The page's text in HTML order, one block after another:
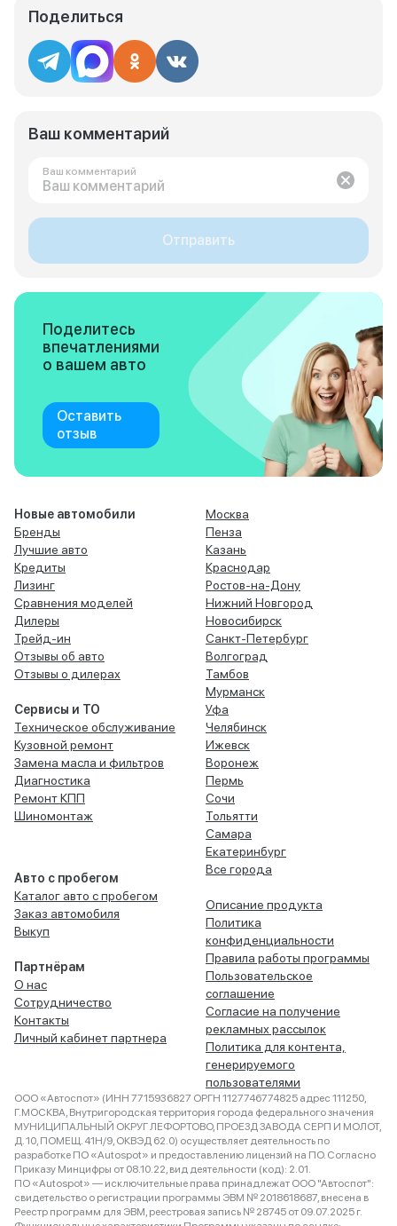
Поделиться
Ваш комментарий
Ваш комментарий
Отправить
Поделитесь
впечатлениями
о вашем авто
Оставить
отзыв
Новые автомобили
Бренды
Лучшие авто
Кредиты
Лизинг
Сравнения моделей
Дилеры
Трейд-ин
Отзывы об авто
Отзывы о дилерах
Сервисы и ТО
Техническое обслуживание
Кузовной ремонт
Замена масла и фильтров
Диагностика
Ремонт КПП
Шиномонтаж
Авто с пробегом
Каталог авто с пробегом
Заказ автомобиля
Выкуп
Партнёрам
О нас
Сотрудничество
Контакты
Личный кабинет партнера
Москва
Пенза
Казань
Краснодар
Ростов-на-Дону
Нижний Новгород
Новосибирск
Санкт-Петербург
Волгоград
Тамбов
Мурманск
Уфа
Челябинск
Ижевск
Воронеж
Пермь
Сочи
Тольятти
Самара
Екатеринбург
Все города
Описание продукта
Политика
конфиденциальности
Правила работы программы
Пользовательское
соглашение
Согласие на получение
рекламных рассылок
Политика для контента,
генерируемого
пользователями
ООО «Автоспот» (ИНН 7715936827 ОРГН 1127746774825 адрес 111250,
Г.МОСКВА, Внутригородская территория города федерального значения
МУНИЦИПАЛЬНЫЙ ОКРУГ ЛЕФОРТОВО, ПРОЕЗД ЗАВОДА СЕРП И МОЛОТ,
Д. 10, ПОМЕЩ. 41Н/9, ОКВЭД 62.0) осуществляет деятельность по
разработке ПО «Autospot» и предоставлению лицензий на ПО. Согласно
Приказу Минцифры от 08.10.22, вид деятельности (код): 2.01.
ПО «Autospot» — исключительные права принадлежат ООО "Автоспот":
свидетельство о регистрации программы ЭВМ № 2018618687, внесена в
Реестр программ для ЭВМ, реестровая запись № 28745 от 09.07.2025 г.